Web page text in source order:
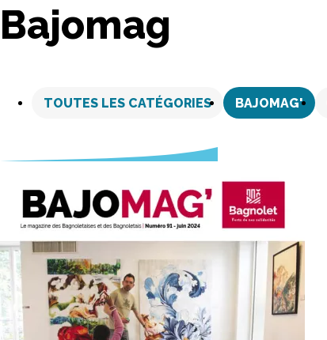
Bajomag
contenu
TOUTES LES CATÉGORIES BAJOMAG'